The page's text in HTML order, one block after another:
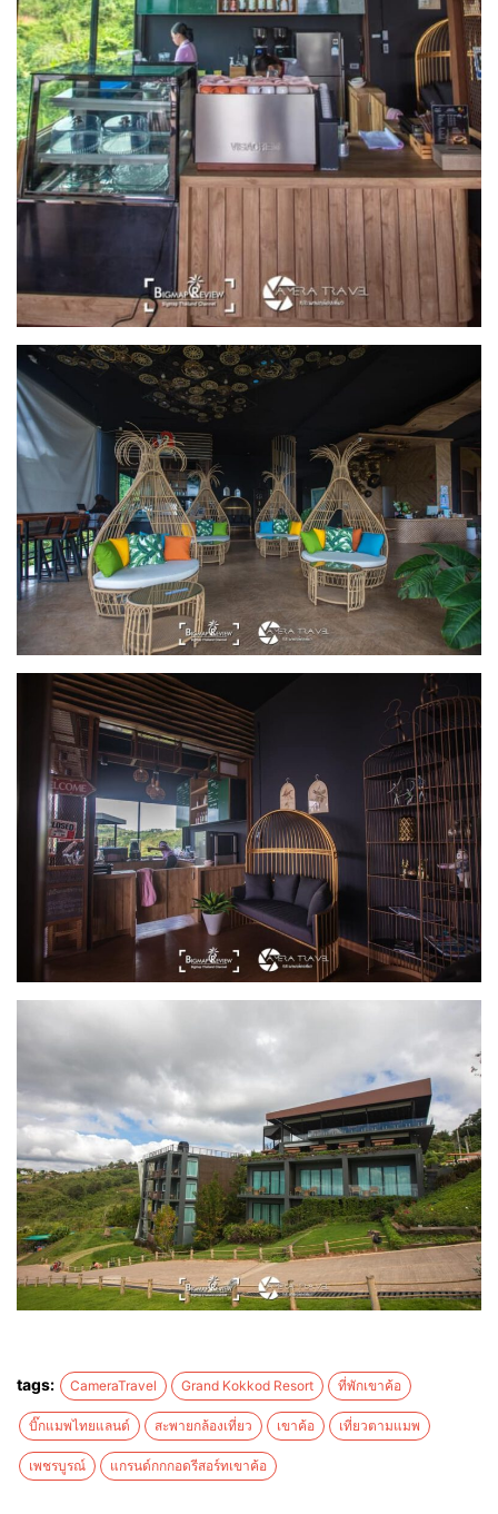
tags: CameraTravel Grand Kokkod Resort ที่พักเขาค้อ
บิ๊กแมพไทยแลนด์ สะพายกล้องเที่ยว เขาค้อ เที่ยวตามแมพ
เพชรบูรณ์ แกรนด์กกกอดรีสอร์ทเขาค้อ